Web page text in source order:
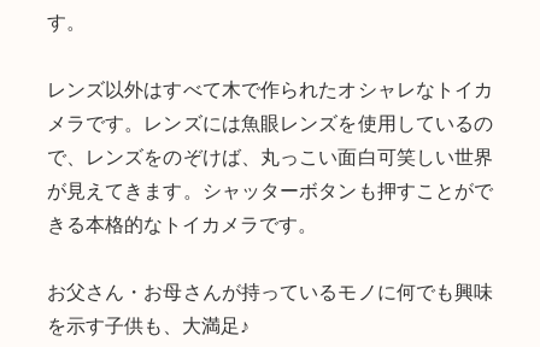
す。
レンズ以外はすべて木で作られたオシャレなトイカ
メラです。レンズには魚眼レンズを使用しているの
で、レンズをのぞけば、丸っこい面白可笑しい世界
が見えてきます。シャッターボタンも押すことがで
きる本格的なトイカメラです。
お父さん・お母さんが持っているモノに何でも興味
を示す子供も、大満足♪